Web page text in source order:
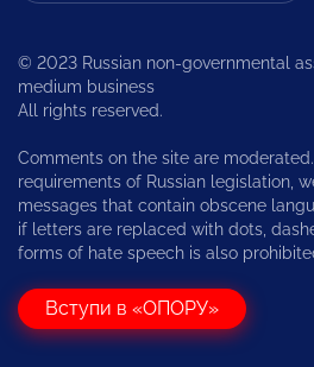
© 2023 Russian non-governmental
medium business
All rights reserved.
Comments on the site are
requirements of Russian legislation,
messages that contain obscene
if letters are replaced with dots,
forms of hate speech is also
Вступи в «ОПОРУ»